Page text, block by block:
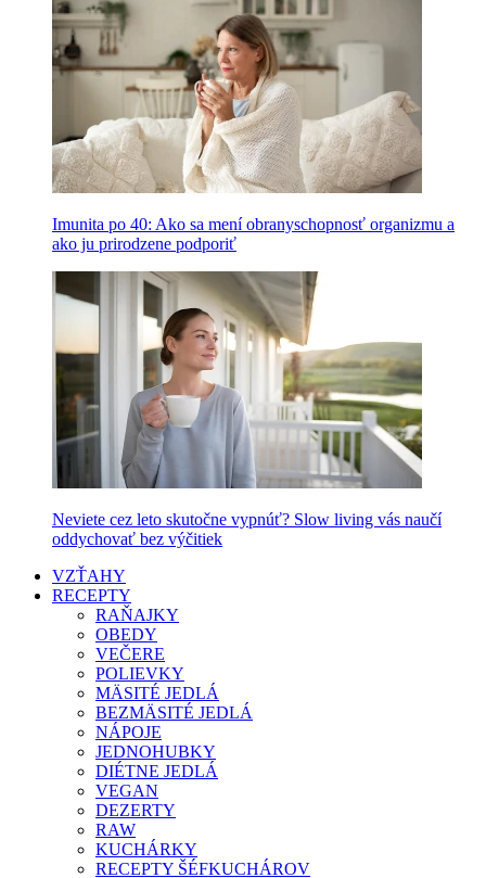
Imunita po 40: Ako sa mení obranyschopnosť organizmu a
ako ju prirodzene podporiť
Neviete cez leto skutočne vypnúť? Slow living vás naučí
oddychovať bez výčitiek
VZŤAHY
RECEPTY
RAŇAJKY
OBEDY
VEČERE
POLIEVKY
MÄSITÉ JEDLÁ
BEZMÄSITÉ JEDLÁ
NÁPOJE
JEDNOHUBKY
DIÉTNE JEDLÁ
VEGAN
DEZERTY
RAW
KUCHÁRKY
RECEPTY ŠÉFKUCHÁROV